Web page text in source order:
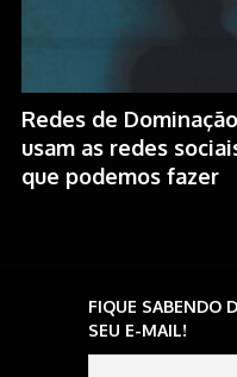
Redes de
usam as redes
que podemos fazer
FIQUE SABENDO
SEU E-MAIL!